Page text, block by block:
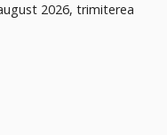
2026, trimiterea